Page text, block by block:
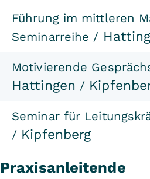
Führung im mittleren
Seminarreihe /
Motivierende
Hattingen /
Seminar für
/ Kipfenberg
Praxisanleitende